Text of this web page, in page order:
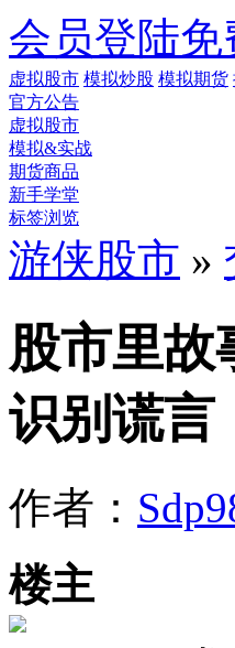
会员登陆免
虚拟股市 模拟炒股 模拟期货
官方公告
虚拟股市
模拟&实战
期货商品
新手学堂
标签浏览
游侠股市 »
股市里故
识别谎言
作者：
楼主